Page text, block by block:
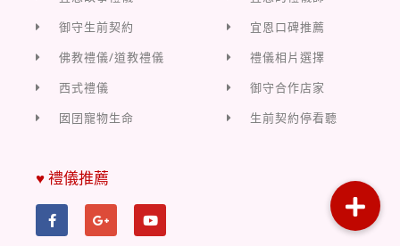
御守生前契約
佛教禮儀/道教禮儀
西式禮儀
囡囝寵物生命
宜恩口碑推薦
禮儀相片選擇
御守合作店家
生前契約停看聽
♥ 禮儀推薦